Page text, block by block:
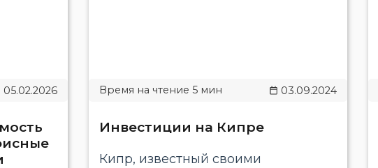
05.02.2026 03.09.2024
Инвестиции на Кипре
Кипр, известный своими